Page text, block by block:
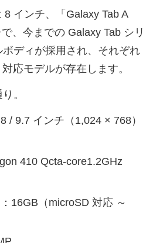
8 インチ、「Galaxy Tab A
、今までの Galaxy Tab シリ
ディが採用され、それぞれ
応モデルが存在します。
。
/ 9.7 インチ（1,024 × 768）
410 Qcta-core1.2GHz
16GB（microSD 対応 ～